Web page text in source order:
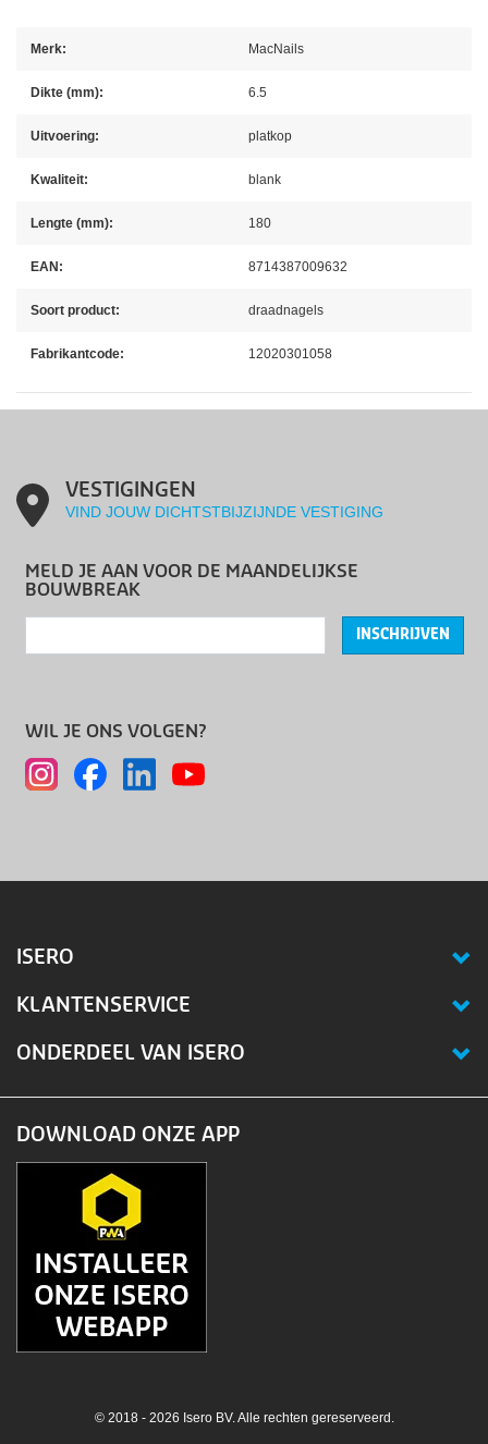
Merk: MacNails
Dikte (mm): 6.5
Uitvoering: platkop
Kwaliteit: blank
Lengte (mm): 180
EAN: 8714387009632
Soort product: draadnagels
Fabrikantcode: 12020301058
VESTIGINGEN
VIND JOUW DICHTSTBIJZIJNDE VESTIGING
MELD JE AAN VOOR DE MAANDELIJKSE
BOUWBREAK
INSCHRIJVEN
WIL JE ONS VOLGEN?
ISERO
KLANTENSERVICE
ONDERDEEL VAN ISERO
DOWNLOAD ONZE APP
© 2018 - 2026 Isero BV. Alle rechten gereserveerd.